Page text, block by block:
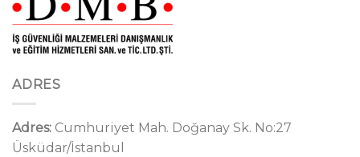
ADRES
Adres: Cumhuriyet Mah. Doğanay Sk. No:27
Üsküdar/İstanbul